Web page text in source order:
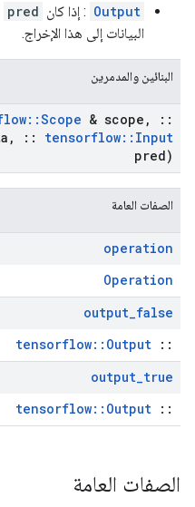
Output : إذا كان pred
البيانات إلى هذا الإخراج.
البنائين والمدمرين
::Scope & scope ,
::
, :: tensorflow:: Input
pred)
الصفات العامة
operation
Operation
output_false
::
tensorflow::Output
output_true
::
tensorflow::Output
الصفات العامة